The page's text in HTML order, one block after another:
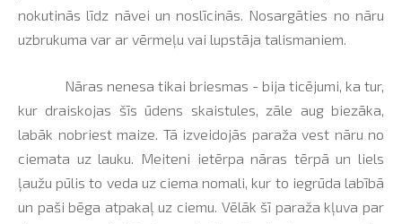
nokutinās līdz nāvei un noslīcinās. Nosargāties no nāru
uzbrukuma var ar vērmeļu vai lupstāja talismaniem.
Nāras nenesa tikai briesmas - bija ticējumi, ka tur,
kur draiskojas šīs ūdens skaistules, zāle aug biezāka,
labāk nobriest maize. Tā izveidojās paraža vest nāru no
ciemata uz lauku. Meiteni ietērpa nāras tērpā un liels
ļaužu pūlis to veda uz ciema nomali, kur to iegrūda labībā
un paši bēga atpakaļ uz ciemu. Vēlāk šī paraža kļuva par